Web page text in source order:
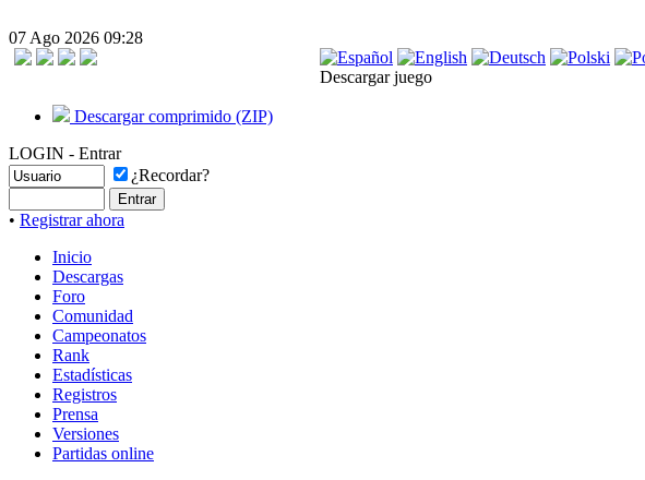
07 Ago 2026 09:28
Descargar juego
Descargar comprimido (ZIP)
LOGIN - Entrar
¿Recordar?
• Registrar ahora
Inicio
Descargas
Foro
Comunidad
Campeonatos
Rank
Estadísticas
Registros
Prensa
Versiones
Partidas online